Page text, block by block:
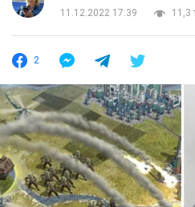
11.12.2022 17:39
11,3
2